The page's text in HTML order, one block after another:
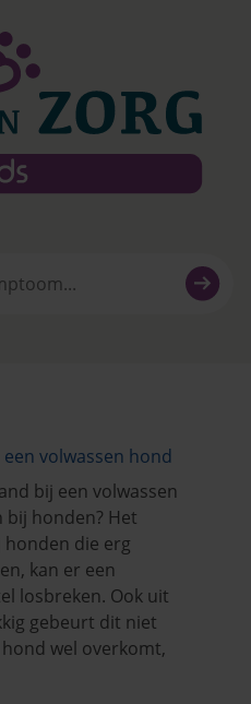
volwassen hond
bij een volwassen
bij honden? Het
die erg
kan er een
losbreken. Ook uit
gebeurt dit niet
wel overkomt,